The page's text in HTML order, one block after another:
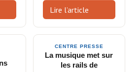
Lire l’article
CENTRE PRESSE
La musique met sur
les rails de